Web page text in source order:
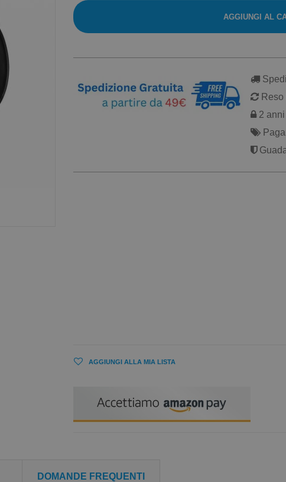
AGGIUNGI AL
2
AGGIUNGI ALLA MIA LISTA
DOMANDE FREQUENTI